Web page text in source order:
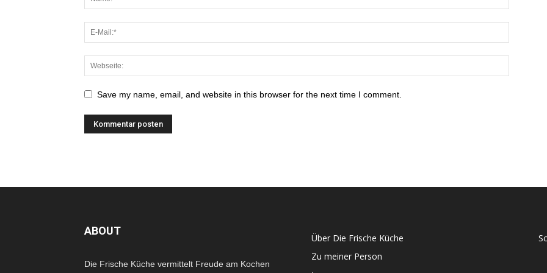
Save my name, email, and website in this browser for the next time I comment.
ABOUT
Die Frische Küche vermittelt Freude am Kochen
Über Die Frische Küche
Zu meiner Person